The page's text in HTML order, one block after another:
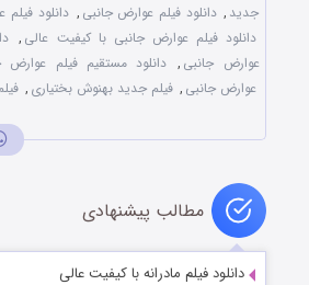
جدید , دانلود فیلم عوارض جانبی , دانلود
دانلود فیلم عوارض جانبی با کیفیت عالی ,
عوارض جانبی , دانلود مستقیم فیلم عوارض
عوارض جانبی , فیلم جدید بهنوش بختیاری ,
مطالب پیشنهادی
دانلود فیلم مادرانه با کیفیت عالی